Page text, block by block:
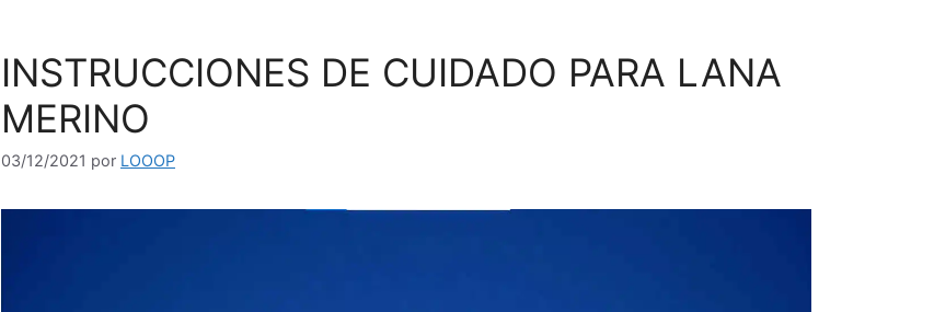
INSTRUCCIONES DE CUIDADO PARA LANA
MERINO
03/12/2021 por LOOOP